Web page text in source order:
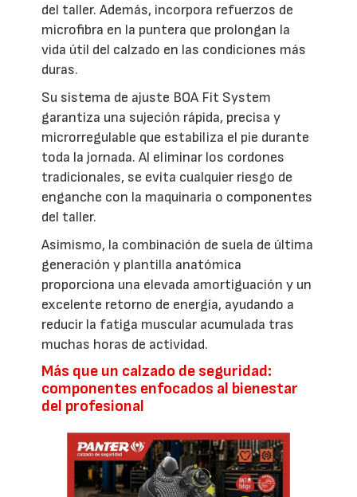
del taller. Además, incorpora refuerzos de
microfibra en la puntera que prolongan la
vida útil del calzado en las condiciones más
duras.
Su sistema de ajuste BOA Fit System
garantiza una sujeción rápida, precisa y
microrregulable que estabiliza el pie durante
toda la jornada. Al eliminar los cordones
tradicionales, se evita cualquier riesgo de
enganche con la maquinaria o componentes
del taller.
Asimismo, la combinación de suela de última
generación y plantilla anatómica
proporciona una elevada amortiguación y un
excelente retorno de energía, ayudando a
reducir la fatiga muscular acumulada tras
muchas horas de actividad.
Más que un calzado de seguridad:
componentes enfocados al bienestar
del profesional